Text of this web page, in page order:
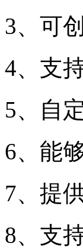
3、可
4、支
5、自
6、能
7、提
8、支